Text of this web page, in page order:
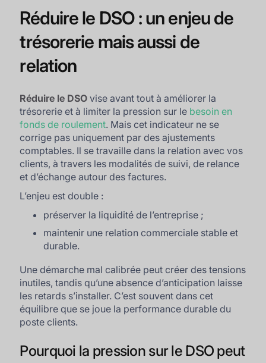
Réduire le DSO : un enjeu de
trésorerie mais aussi de
relation
Réduire le DSO vise avant tout à améliorer la
trésorerie et à limiter la pression sur le besoin en
fonds de roulement. Mais cet indicateur ne se
corrige pas uniquement par des ajustements
comptables. Il se travaille dans la relation avec vos
clients, à travers les modalités de suivi, de relance
et d’échange autour des factures.
L’enjeu est double :
préserver la liquidité de l’entreprise ;
maintenir une relation commerciale stable et
durable.
Une démarche mal calibrée peut créer des tensions
inutiles, tandis qu’une absence d’anticipation laisse
les retards s’installer. C’est souvent dans cet
équilibre que se joue la performance durable du
poste clients.
Pourquoi la pression sur le DSO peut